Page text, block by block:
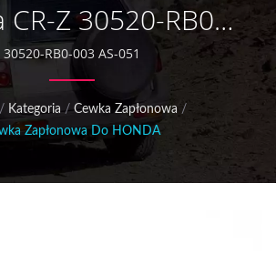
Z 30520-RB0-
Zapłonowa
30520-RB0-003 AS-051
/ Kategoria / Cewka Zapłonowa /
Zapłonowa Do HONDA